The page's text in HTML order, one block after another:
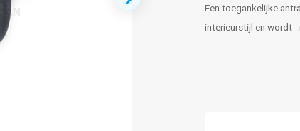
Een toegankelijke
interieurstijl en wordt